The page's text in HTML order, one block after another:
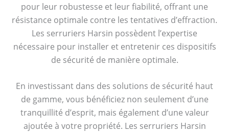
pour leur robustesse et leur fiabilité, offrant une
résistance optimale contre les tentatives d’effraction.
Les serruriers Harsin possèdent l’expertise
nécessaire pour installer et entretenir ces dispositifs
de sécurité de manière optimale.
En investissant dans des solutions de sécurité haut
de gamme, vous bénéficiez non seulement d’une
tranquillité d’esprit, mais également d’une valeur
ajoutée à votre propriété. Les serruriers Harsin